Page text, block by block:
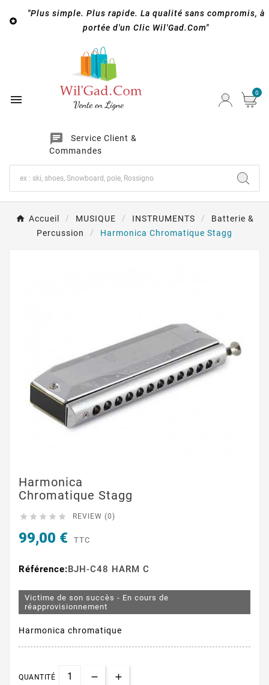

"Plus simple. Plus rapide. La qualité sans compromis, à
portée d'un Clic Wil'Gad.Com"

chat
Service Client &
Commandes
0
Accueil MUSIQUE INSTRUMENTS
Batterie &
Percussion
Harmonica Chromatique Stagg
Harmonica
Chromatique Stagg
     REVIEW (0)
99,00 € TTC
Référence:BJH-C48 HARM C
Victime de son succès - En cours de
réapprovisionnement
Harmonica chromatique
QUANTITÉ